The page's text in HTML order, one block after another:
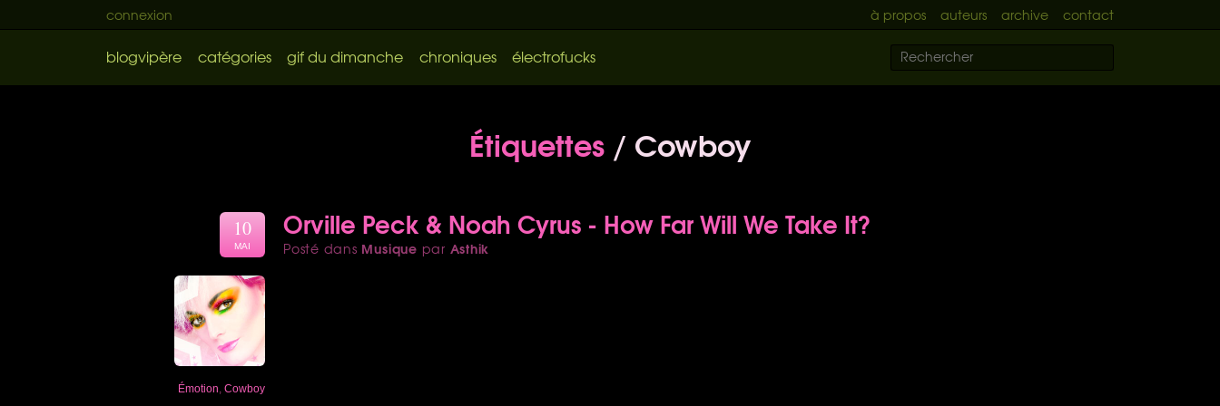
connexion à propos auteurs archive contact
blogvipère catégories gif du dimanche chroniques électrofucks
Étiquettes/ Cowboy
Orville Peck & Noah Cyrus - How Far Will We Take It?
Posté dans Musique par Asthik
10
MAI
Émotion Cowboy